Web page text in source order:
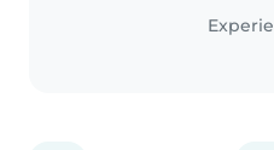
sentent
mon